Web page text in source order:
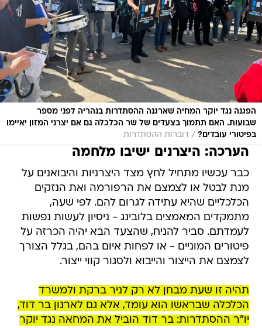
הפגנה נגד יוקר המחיה שארגנה ההסתדרות בנהריה לפני מספר
שבועות. האם תתמוך בצעדים של שר הכלכלה גם אם יצרני המזון יאיימו
בפיטורי עובדים? / דוברות ההסתדרות
הערכה: היצרנים ישיבו מלחמה
כבר עכשיו מתחיל לחץ מצד היצרניות והיבואנים על
מנת לבטל או לצמצם את הרפורמה ואת הנזקים
הכלכליים שהיא עתידה לגרום להם. לפי שעה,
מתמקדים המאמצים בלובינג - ניסיון לעשות נפשות
לעמדתם. סביר להניח, שהצעד הבא יהיה הכרזה על
פיטורים המוניים - או לפחות איום בהם, בגלל הצורך
לצמצם את הייצור והייבוא ולסגור קווי ייצור.
תהיה זו שעת מבחן לא רק לניר ברקת ולמשרד
הכלכלה שבראשו הוא עומד, אלא גם לארנון בר דוד,
יו"ר ההסתדרות: בר דוד הוביל את המחאה נגד יוקר